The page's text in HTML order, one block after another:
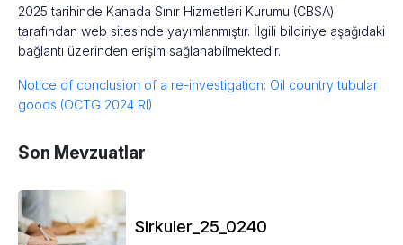
2025 tarihinde Kanada Sınır Hizmetleri Kurumu (CBSA)
tarafından web sitesinde yayımlanmıştır. İlgili bildiriye aşağıdaki
bağlantı üzerinden erişim sağlanabilmektedir.
Notice of conclusion of a re-investigation: Oil country tubular
goods (OCTG 2024 RI)
Son Mevzuatlar
Sirkuler_25_0240